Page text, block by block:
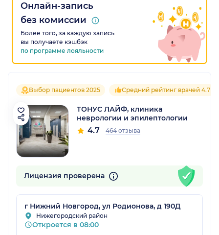
Онлайн-запись
без комиссии
Более того, за каждую запись
вы получаете кэшбэк
по программе лояльности
Выбор пациентов 2025 Средний рейтинг врачей 4.7
ТОНУС ЛАЙФ, клиника
неврологии и эпилептологии
4.7 464 отзыва
Лицензия проверена
г Нижний Новгород, ул Родионова, д 190Д
Нижегородский район
Откроется в 08:00